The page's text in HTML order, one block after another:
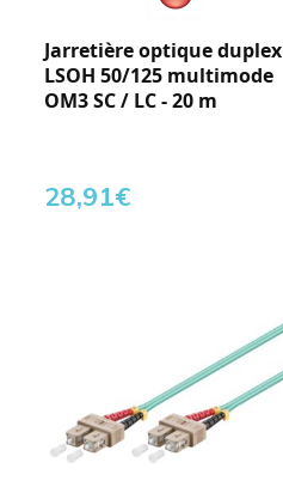
Jarretière optique duplex
LSOH 50/125 multimode
OM3 SC / LC - 20 m
28,91€